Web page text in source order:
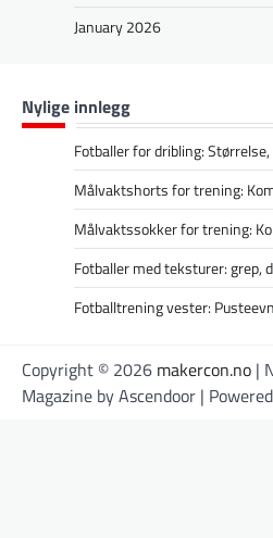
January 2026
Nylige innlegg
Fotballer for dribling:
Målvaktshorts for trening:
Målvaktssokker for trening:
Fotballer med teksturer: grep,
Fotballtrening vester:
Copyright © 2026 makercon.no |
Magazine byAscendoor |